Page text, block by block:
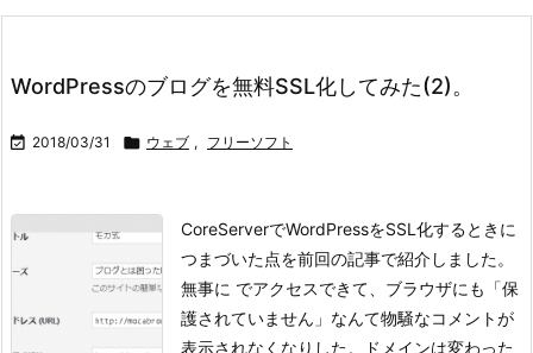
WordPressのブログを無料SSL化してみた(2)。
 2018/03/31  ウェブ , フリーソフト
CoreServerでWordPressをSSL化するときに
つまづいた点を前回の記事で紹介しました。
無事に でアクセスできて、ブラウザにも「保
護されていません」なんて物騒なコメントが
表示されなくなりした。ドメインは変わった